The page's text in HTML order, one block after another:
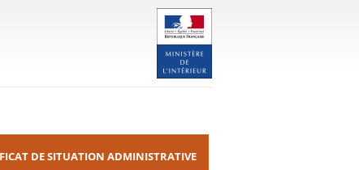
DE SITUATION ADMINISTRATIVE